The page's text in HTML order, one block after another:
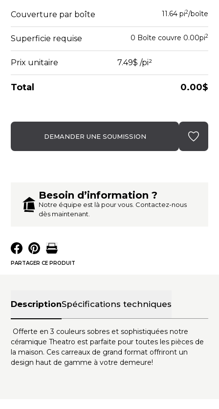
Besoin d’information ?
Notre équipe est là pour vous. Contactez-nous
dès maintenant.
PARTAGER CE PRODUIT
Couverture par boîte 11.64 pi2/boîte
Superficie requise 0 Boîte couvre 0.00pi2
Prix unitaire 7.49$ /pi²
Total 0.00$
DEMANDER UNE SOUMISSION
DescriptionSpécifications techniques
Offerte en 3 couleurs sobres et sophistiquées notre
céramique Theatro est parfaite pour toutes les pièces de
la maison. Ces carreaux de grand format offriront un
design haut de gamme à votre demeure!